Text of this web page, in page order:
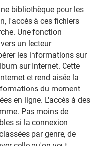
bibliothèque pour les
l'accès à ces fichiers
Une fonction
un lecteur
les informations sur
sur Internet. Cette
et rend aisée la
du moment
en ligne. L'accès à des
Pas moins de
si la connexion
par genre, de